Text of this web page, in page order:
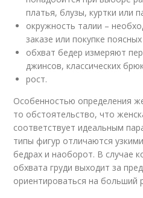
платья, блузы, куртки или
окружность талии –
заказе или покупке
обхват бедер измеряют
джинсов, классических
рост.
Особенностью определения
то обстоятельство, что
соответствует идеальным
типы фигур отличаются
бедрах и наоборот. В случае
обхвата груди выходит за
ориентироваться на больший